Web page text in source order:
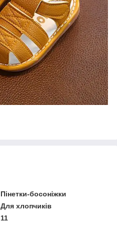
Пінетки-босоніжки
Для хлопчиків
11